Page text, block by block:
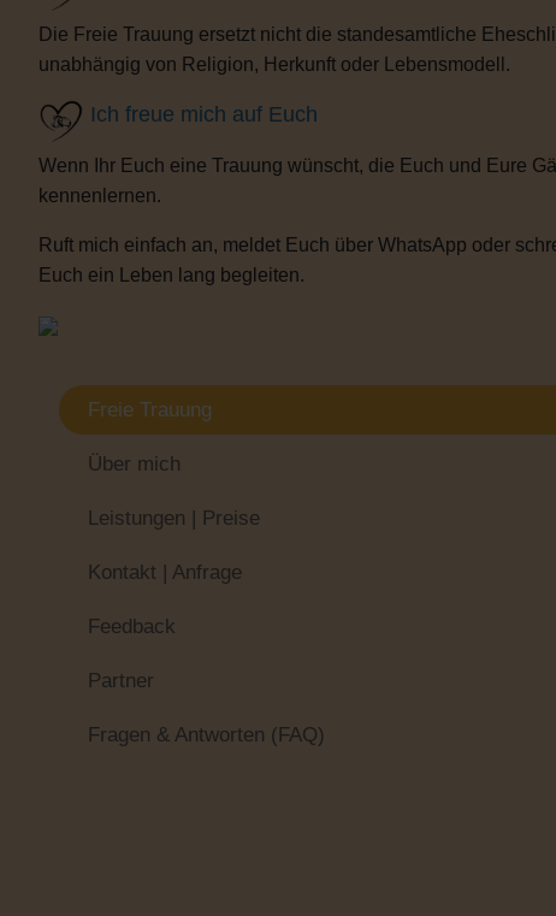
Freie Trauung
Über mich
Leistungen | Preise
Kontakt | Anfrage
Feedback
Partner
Fragen & Antworten (FAQ)
Die Freie Trauung ersetzt nicht die standesamtliche
unabhängig von Religion, Herkunft oder Lebensmodell.
Ich freue mich auf Euch
Wenn Ihr Euch eine Trauung wünscht, die Euch und Eure
kennenlernen.
Ruft mich einfach an, meldet Euch über WhatsApp oder
Euch ein Leben lang begleiten.